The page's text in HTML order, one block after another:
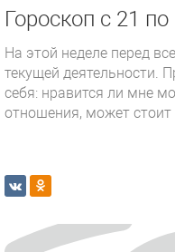
Гороскоп с 21
На этой неделе перед
текущей деятельности.
себя: нравится ли мне
отношения, может стоит